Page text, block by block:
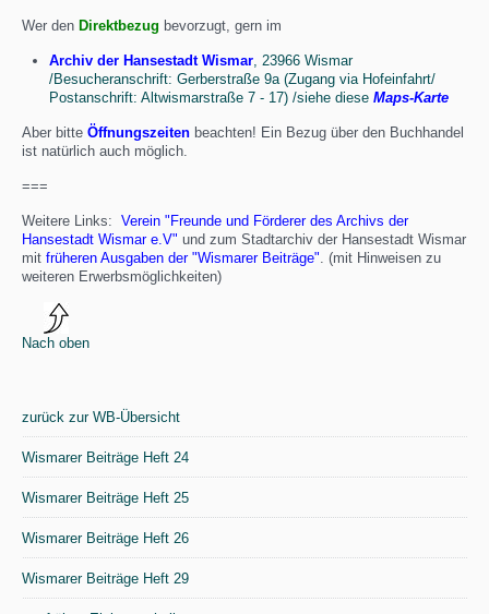
Wer den Direktbezug bevorzugt, gern im
Archiv der Hansestadt Wismar , 23966 Wismar
/Besucheranschrift: Gerberstraße 9a (Zugang via Hofeinfahrt/
Postanschrift: Altwismarstraße 7 - 17) /siehe diese Maps-Karte
Aber bitte Öffnungszeiten beachten! Ein Bezug über den Buchhandel
ist natürlich auch möglich.
===
Weitere Links: Verein "Freunde und Förderer des Archivs der
Hansestadt Wismar e.V" und zum Stadtarchiv der Hansestadt Wismar
mit früheren Ausgaben der "Wismarer Beiträge" . (mit Hinweisen zu
weiteren Erwerbsmöglichkeiten)
Nach oben
zurück zur WB-Übersicht
Wismarer Beiträge Heft 24
Wismarer Beiträge Heft 25
Wismarer Beiträge Heft 26
Wismarer Beiträge Heft 29